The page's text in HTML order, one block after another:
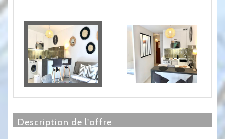
description de l'offre